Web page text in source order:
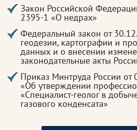
Закон Российской
2395-1 «О недрах»
Федеральный закон от
геодезии, картографии и
данных и о внесении
законодательные акты
Приказ Минтруда России
«Об утверждении
«Специалист-геолог в
газового конденсата»